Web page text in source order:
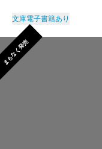
文庫電子書籍あり
まもなく発売